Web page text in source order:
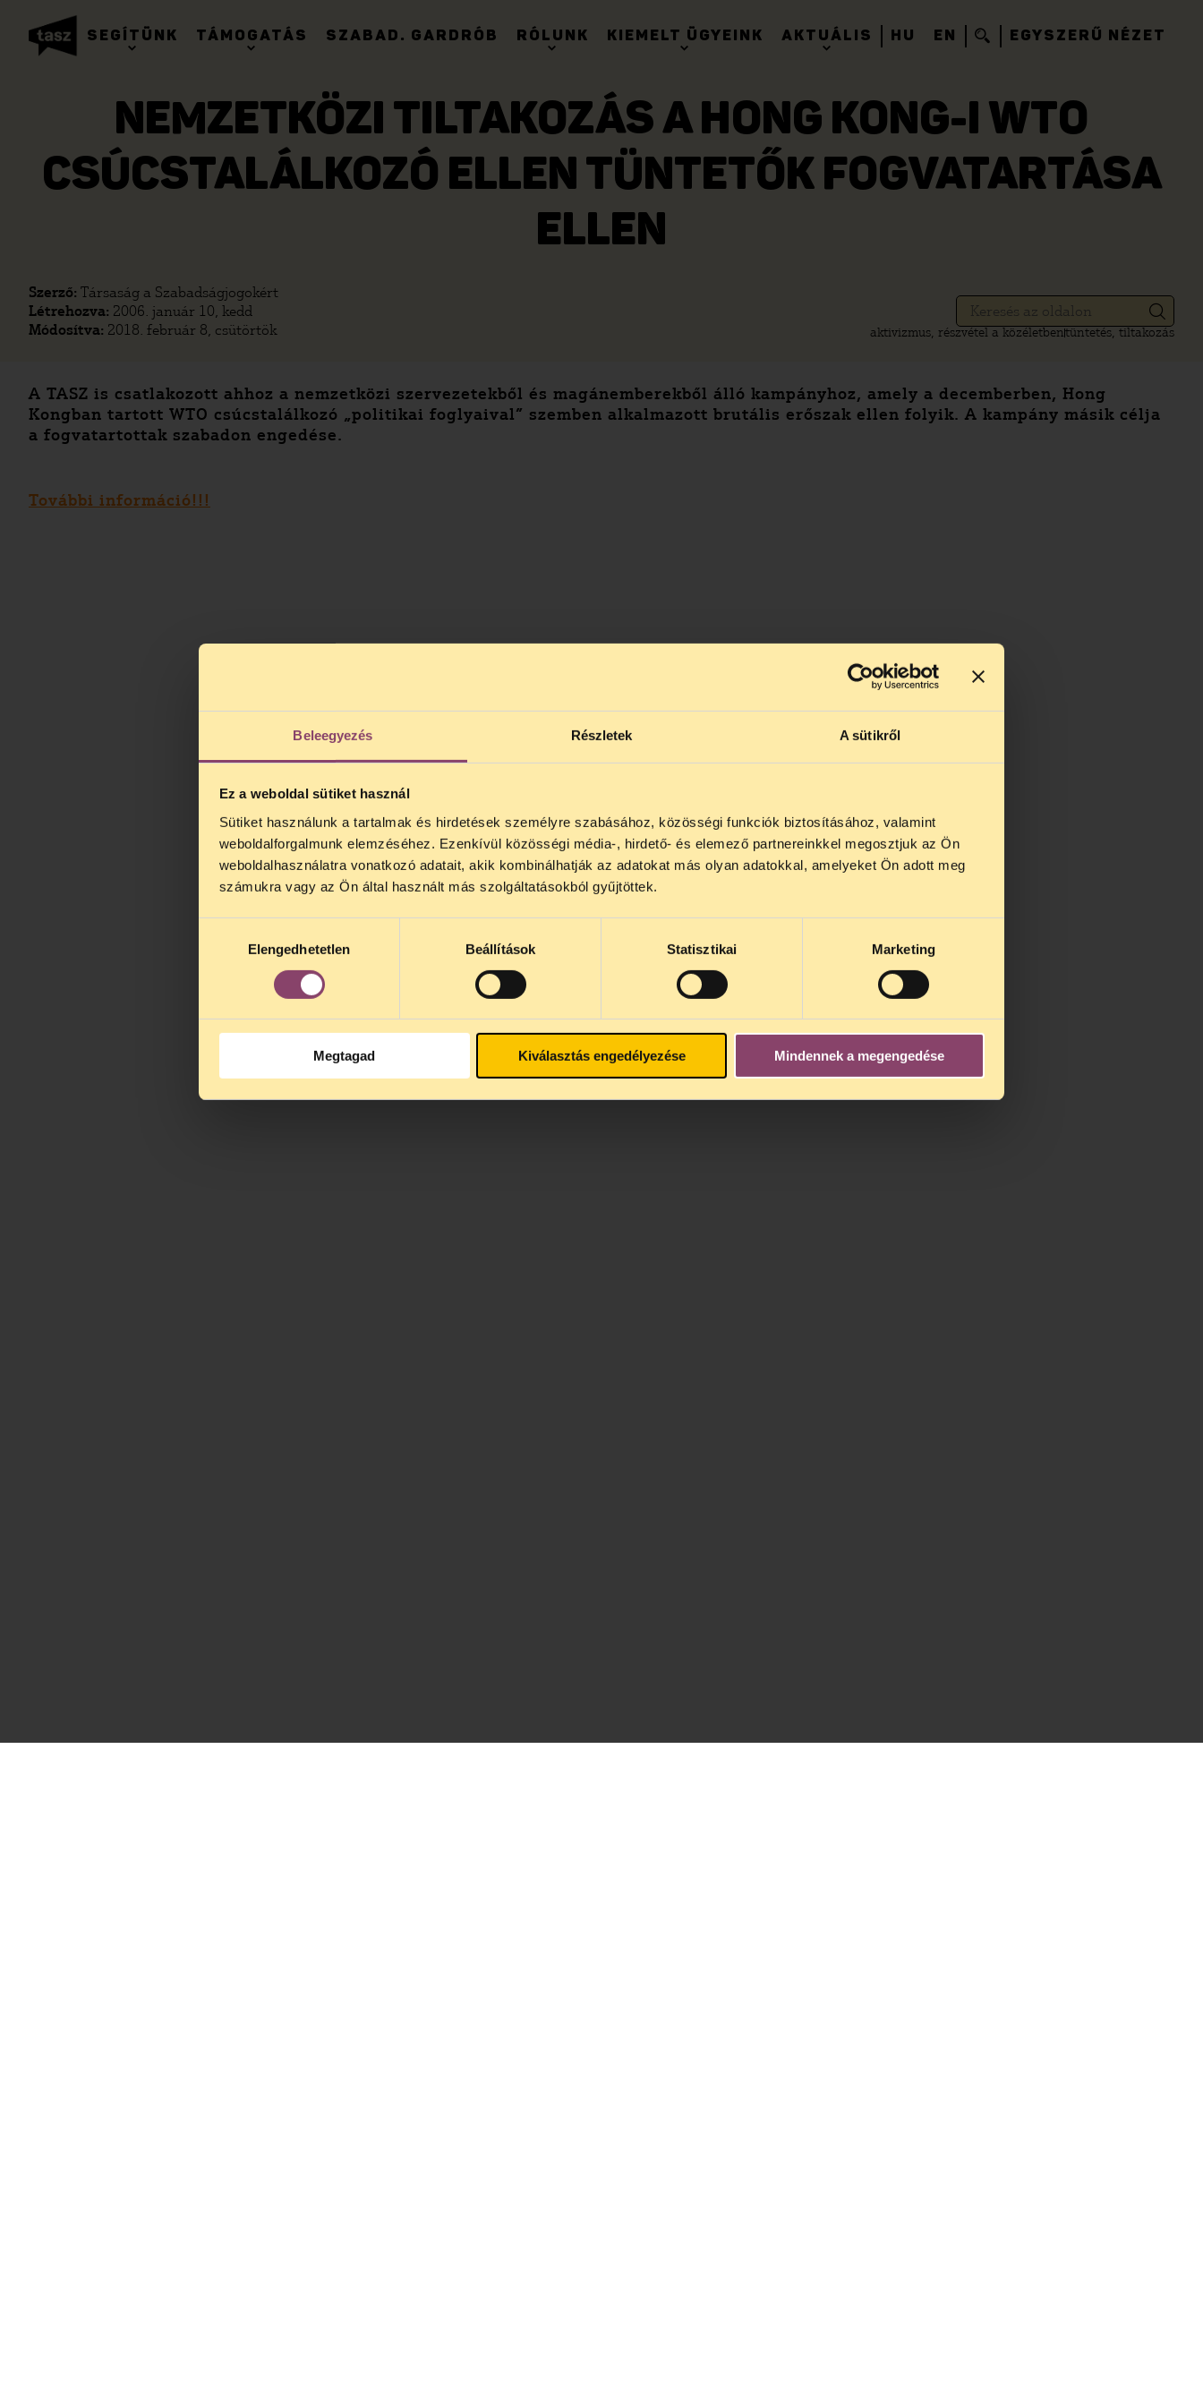
Beleegyezés Részletek A sütikről
Ez a weboldal sütiket használ
Sütiket használunk a tartalmak és hirdetések személyre szabásához, közösségi funkciók biztosításához, valamint
weboldalforgalmunk elemzéséhez. Ezenkívül közösségi média-, hirdető- és elemező partnereinkkel megosztjuk az Ön
weboldalhasználatra vonatkozó adatait, akik kombinálhatják az adatokat más olyan adatokkal, amelyeket Ön adott meg
számukra vagy az Ön által használt más szolgáltatásokból gyűjtöttek.
kiválasztásaElengedhetetlen Beállítások Statisztikai Marketing
Megtagad Kiválasztás engedélyezése Mindennek a megengedése
SEGÍTÜNK TÁMOGATÁS SZABAD. GARDRÓB RÓLUNK KIEMELT ÜGYEINK AKTUÁLIS HU EN EGYSZERŰ NÉZET
NEMZETKÖZI TILTAKOZÁS A HONG KONG-I WTO
CSÚCSTALÁLKOZÓ ELLEN TÜNTETŐK FOGVATARTÁSA
ELLEN
Szerző: Társaság a Szabadságjogokért
Létrehozva: 2006. január 10, kedd
Módosítva: 2018. február 8, csütörtök aktivizmus, részvétel a közéletbentüntetés, tiltakozás
A TASZ is csatlakozott ahhoz a nemzetközi szervezetekből és magánemberekből álló kampányhoz, amely a decemberben, Hong
Kongban tartott WTO csúcstalálkozó „politikai foglyaival” szemben alkalmazott brutális erőszak ellen folyik. A kampány másik célja
a fogvatartottak szabadon engedése.
További információ!!!
TELEFONOS JOGSEGÉLY SZÜNET!
Kedves érdeklődő, Tájékoztatjuk, hogy
telefonos jogsegélyünk július 27 és
augusztus 24 között szünetel
. Az első telefonos jogsegély
augusztus 25-én
kedden, 13 és 15 óra között lesz
jogsegely@tasz.hu
alatt is elér minket.